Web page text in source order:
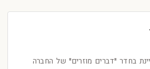
בחדר "דברים מוזרים" של החברה